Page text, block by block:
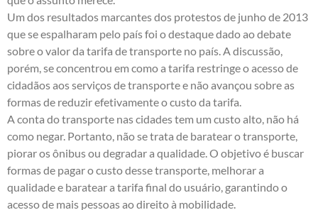
Um dos resultados marcantes dos protestos de junho de 2013
que se espalharam pelo país foi o destaque dado ao debate
sobre o valor da tarifa de transporte no país. A discussão,
porém, se concentrou em como a tarifa restringe o acesso de
cidadãos aos serviços de transporte e não avançou sobre as
formas de reduzir efetivamente o custo da tarifa.
A conta do transporte nas cidades tem um custo alto, não há
como negar. Portanto, não se trata de baratear o transporte,
piorar os ônibus ou degradar a qualidade. O objetivo é buscar
formas de pagar o custo desse transporte, melhorar a
qualidade e baratear a tarifa final do usuário, garantindo o
acesso de mais pessoas ao direito à mobilidade.